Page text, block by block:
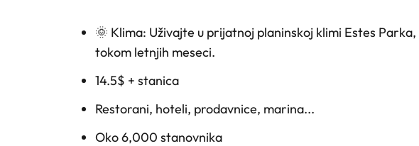
🌞 Klima: Uživajte u prijatnoj planinskoj klimi Estes
tokom letnjih meseci.
14.5$ + stanica
Restorani, hoteli, prodavnice, marina...
Oko 6,000 stanovnika